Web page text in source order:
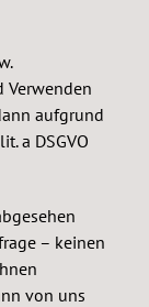
Verwenden
aufgrund
a DSGVO
– keinen
von uns